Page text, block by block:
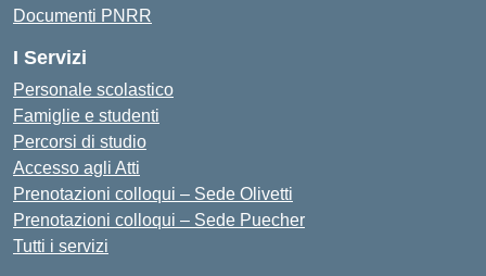
Documenti PNRR
I Servizi
Personale scolastico
Famiglie e studenti
Percorsi di studio
Accesso agli Atti
Prenotazioni colloqui – Sede Olivetti
Prenotazioni colloqui – Sede Puecher
Tutti i servizi